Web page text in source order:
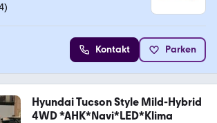
)
Kontakt Parken
Hyundai Tucson Style Mild-Hybrid
4WD *AHK*Navi*LED*Klima